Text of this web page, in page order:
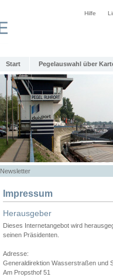
Hilfe
Start Pegelauswahl über
Newsletter
Impressum
Herausgeber
Dieses Internetangebot wird
seinen Präsidenten.
Adresse:
Generaldirektion Wasserstraßen und
Am Propsthof 51